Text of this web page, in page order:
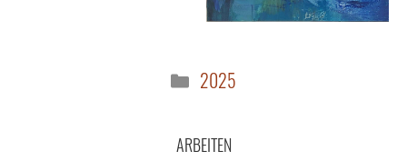
Kategorien
2025
ARBEITEN